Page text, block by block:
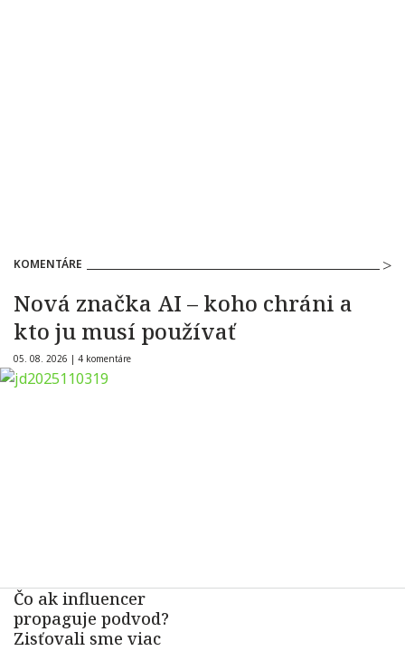
KOMENTÁRE
Nová značka AI – koho chráni a
kto ju musí používať
05. 08. 2026 | 4 komentáre
Čo ak influencer
propaguje podvod?
Zisťovali sme viac